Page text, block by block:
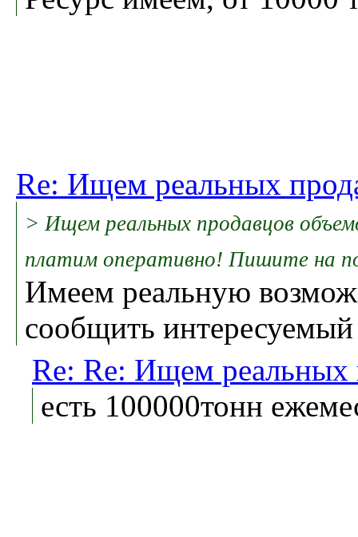
Re: Ищем реальных
> Ищем реальных продавцов
платим оперативно! Пишите на
Имеем реальную
сообщить
Re: Re: Ищем
есть 100000тонн